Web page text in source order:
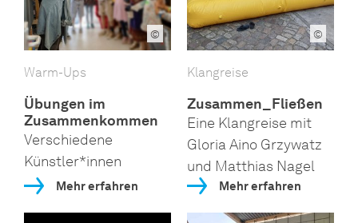
©
Warm-Ups
Übungen im
Zusammenkommen
Verschiedene
Künstler*innen
Mehr erfahren
©
Klangreise
Zusammen_Fließen
Eine Klangreise mit
Gloria Aino Grzywatz
und Matthias Nagel
Mehr erfahren